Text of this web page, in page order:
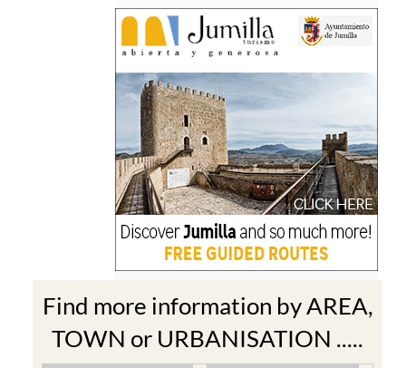
Find more information by AREA,
TOWN or URBANISATION .....